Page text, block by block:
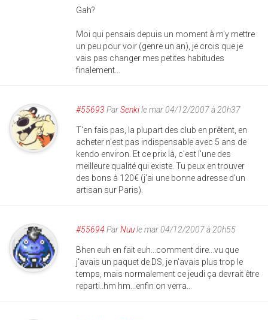
Gah?
Moi qui pensais depuis un moment à m'y mettre
un peu pour voir (genre un an), je crois que je
vais pas changer mes petites habitudes
finalement...
#55693 ParSenkile mar 04/12/2007 à 20h37
T'en fais pas, la plupart des club en prêtent, en
acheter n'est pas indispensable avec 5 ans de
kendo environ. Et ce prix là, c'est l'une des
meilleure qualité qui existe. Tu peux en trouver
des bons à 120€ (j'ai une bonne adresse d'un
artisan sur Paris).
#55694 ParNuule mar 04/12/2007 à 20h55
Bhen euh en fait euh...comment dire...vu que
j'avais un paquet de DS, je n'avais plus trop le
temps, mais normalement ce jeudi ça devrait être
reparti..hm hm...enfin on verra...